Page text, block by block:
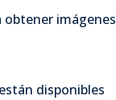
imágenes
disponibles